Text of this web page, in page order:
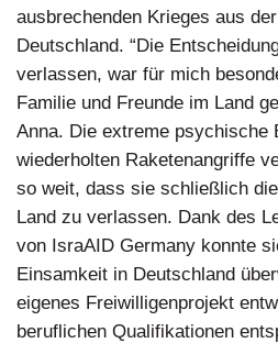
ausbrechenden Krieges aus
Deutschland. “Die
verlassen, war für mich
Familie und Freunde im Land
Anna. Die extreme psychische
wiederholten Raketenangriffe
so weit, dass sie schließlich
Land zu verlassen. Dank des
von IsraAID Germany konnte
Einsamkeit in Deutschland
eigenes Freiwilligenprojekt
beruflichen Qualifikationen